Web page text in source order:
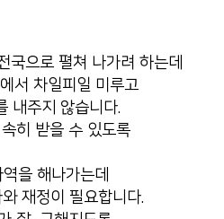
국으로 펼쳐 나가려 하는데
서 차일피일 미루고
내주지 않습니다.
히 받을 수 있도록
을 해나가는데
재정이 필요합니다.